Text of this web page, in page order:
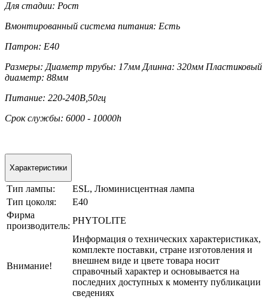
Для стадии: Рост
Вмонтированный система питания: Есть
Патрон: E40
Размеры: Диаметр трубы: 17мм Длинна: 320мм Пластиковый
диаметр: 88мм
Питание: 220-240В,50гц
Срок службы: 6000 - 10000h
Характеристики
Тип лампы:
ESL, Люминисцентная лампа
Тип цоколя:
E40
Фирма
производитель:
PHYTOLITE
Внимание!
Информация о технических характеристиках,
комплекте поставки, стране изготовления и
внешнем виде и цвете товара носит
справочный характер и основывается на
последних доступных к моменту публикации
сведениях